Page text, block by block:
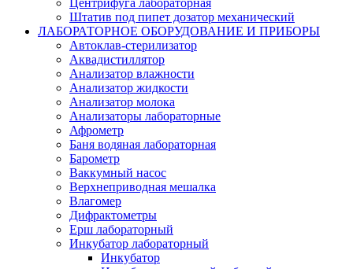
Центрифуга лабораторная
Штатив под пипет дозатор механический
ЛАБОРАТОРНОЕ ОБОРУДОВАНИЕ И ПРИБОРЫ
Автоклав-стерилизатор
Аквадистиллятор
Анализатор влажности
Анализатор жидкости
Анализатор молока
Анализаторы лабораторные
Афрометр
Баня водяная лабораторная
Барометр
Ваккумный насос
Верхнеприводная мешалка
Влагомер
Дифрактометры
Ерш лабораторный
Инкубатор лабораторный
Инкубатор